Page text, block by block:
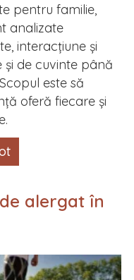
pentru familie,
analizate
interacțiune și
și de cuvinte până
este să
oferă fiecare și
alergat în